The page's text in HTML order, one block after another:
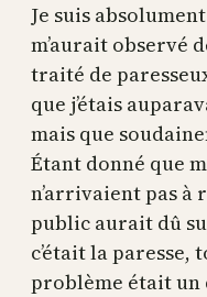
Je suis
m’aurait observé
traité de
que j’étais
mais que
Étant donné que
n’arrivaient pas à
public aurait dû
c’était la
problème était